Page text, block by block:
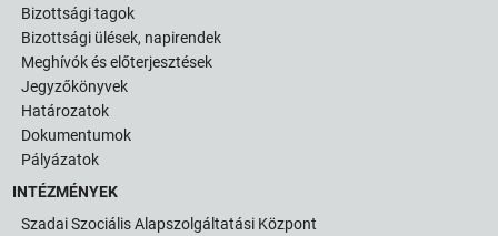
HÍREK
VÁLASZTÁSOK
Bizottsági tagok
Bizottsági ülések, napirendek
Meghívók és előterjesztések
Jegyzőkönyvek
Határozatok
Dokumentumok
Pályázatok
INTÉZMÉNYEK
Szadai Szociális Alapszolgáltatási Központ